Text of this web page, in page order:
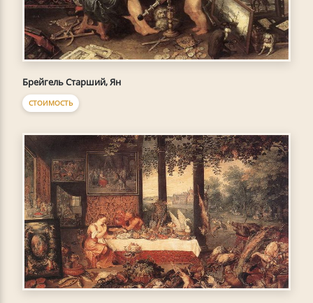
Брейгель Старший, Ян
СТОИМОСТЬ